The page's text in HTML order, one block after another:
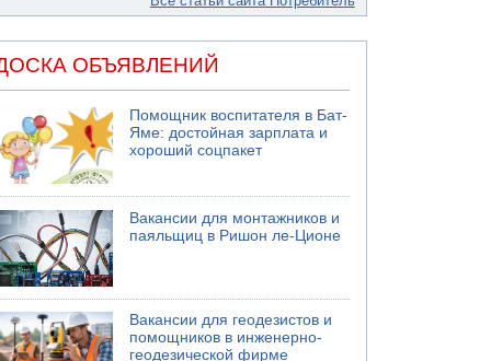
ОБЪЯВЛЕНИЙ
Помощник воспитателя в Бат-
Яме: достойная зарплата и
хороший соцпакет
Вакансии для монтажников и
паяльщиц в Ришон ле-Ционе
Вакансии для геодезистов и
помощников в инженерно-
геодезической фирме